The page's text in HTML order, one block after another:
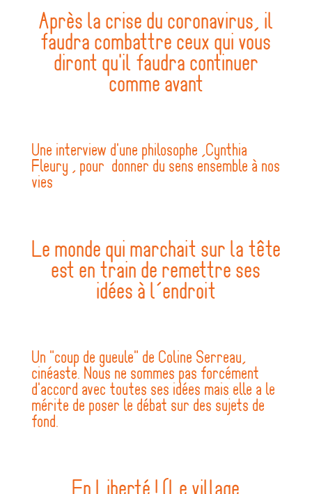
Après la crise du coronavirus, il
faudra combattre ceux qui vous
diront qu'il faudra continuer
comme avant
Une interview d'une philosophe ,Cynthia
Fleury , pour donner du sens ensemble à nos
vies
Le monde qui marchait sur la tête
est en train de remettre ses
idées à l’endroit
Un "coup de gueule" de Coline Serreau,
cinéaste. Nous ne sommes pas forcément
d'accord avec toutes ses idées mais elle a le
mérite de poser le débat sur des sujets de
fond.